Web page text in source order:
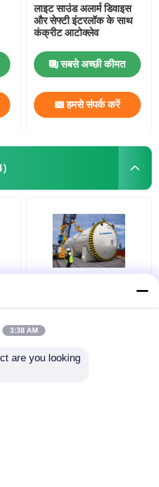
लाइट साउंड अलार्म डिवाइस
और सेफ्टी इंटरलॉक के साथ
कंक्रीट आटोक्लेव
सबसे अच्छी कीमत
हमसे संपर्क करें
बनाना
3:38 AM
are you looking